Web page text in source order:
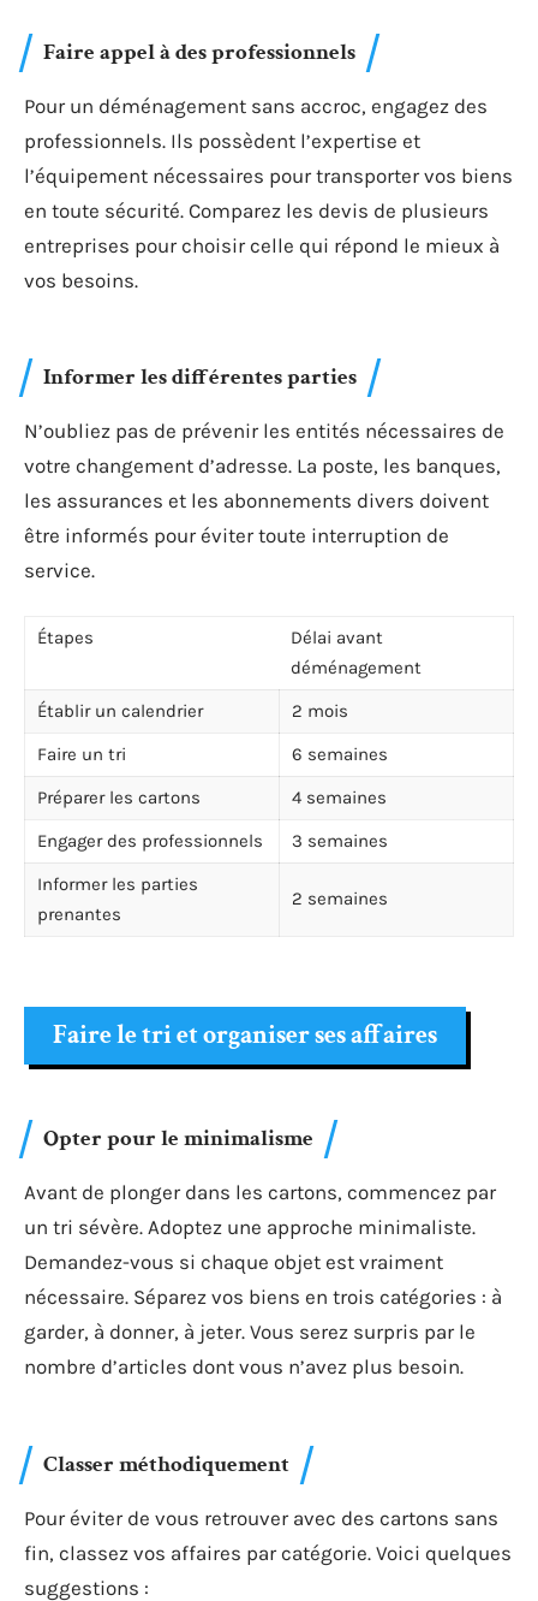
Faire appel à des professionnels
Pour un déménagement sans accroc, engagez des
professionnels. Ils possèdent l’expertise et
l’équipement nécessaires pour transporter vos biens
en toute sécurité. Comparez les devis de plusieurs
entreprises pour choisir celle qui répond le mieux à
vos besoins.
Informer les différentes parties
N’oubliez pas de prévenir les entités nécessaires de
votre changement d’adresse. La poste, les banques,
les assurances et les abonnements divers doivent
être informés pour éviter toute interruption de
service.
Étapes
Délai avant
déménagement
Établir un calendrier
2 mois
Faire un tri
6 semaines
Préparer les cartons
4 semaines
Engager des professionnels
3 semaines
Informer les parties
prenantes
2 semaines
Faire le tri et organiser ses affaires
Opter pour le minimalisme
Avant de plonger dans les cartons, commencez par
un tri sévère. Adoptez une approche minimaliste.
Demandez-vous si chaque objet est vraiment
nécessaire. Séparez vos biens en trois catégories : à
garder, à donner, à jeter. Vous serez surpris par le
nombre d’articles dont vous n’avez plus besoin.
Classer méthodiquement
Pour éviter de vous retrouver avec des cartons sans
fin, classez vos affaires par catégorie. Voici quelques
suggestions :